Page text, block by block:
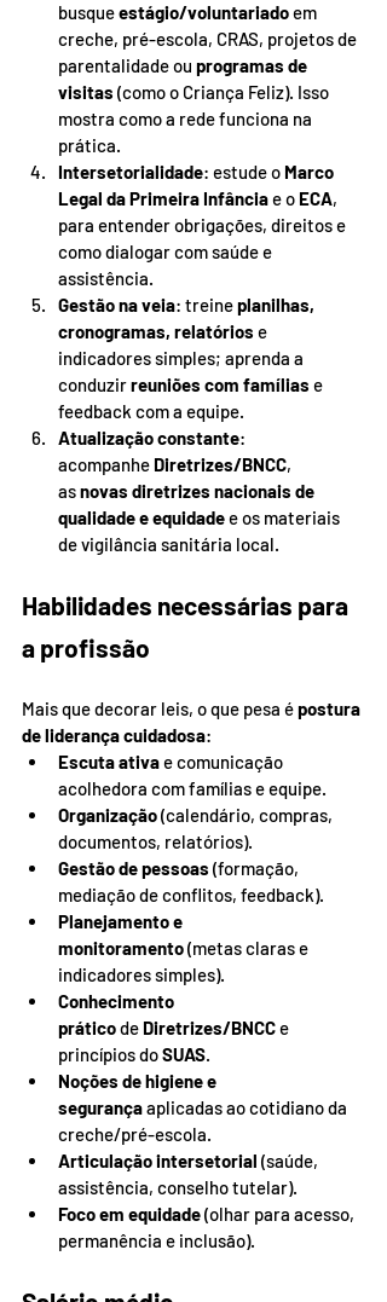
busque estágio/voluntariado em
creche, pré-escola, CRAS, projetos de
parentalidade ou programas de
visitas (como o Criança Feliz). Isso
mostra como a rede funciona na
prática.
Intersetorialidade: estude o Marco
Legal da Primeira Infância e o ECA,
para entender obrigações, direitos e
como dialogar com saúde e
assistência.
Gestão na veia: treine planilhas,
cronogramas, relatórios e
indicadores simples; aprenda a
conduzir reuniões com famílias e
feedback com a equipe.
Atualização constante:
acompanhe Diretrizes/BNCC,
as novas diretrizes nacionais de
qualidade e equidade e os materiais
de vigilância sanitária local.
Habilidades necessárias para
a profissão
Mais que decorar leis, o que pesa é postura
de liderança cuidadosa:
Escuta ativa e comunicação
acolhedora com famílias e equipe.
Organização (calendário, compras,
documentos, relatórios).
Gestão de pessoas (formação,
mediação de conflitos, feedback).
Planejamento e
monitoramento (metas claras e
indicadores simples).
Conhecimento
prático de Diretrizes/BNCC e
princípios do SUAS.
Noções de higiene e
segurança aplicadas ao cotidiano da
creche/pré-escola.
Articulação intersetorial (saúde,
assistência, conselho tutelar).
Foco em equidade (olhar para acesso,
permanência e inclusão).